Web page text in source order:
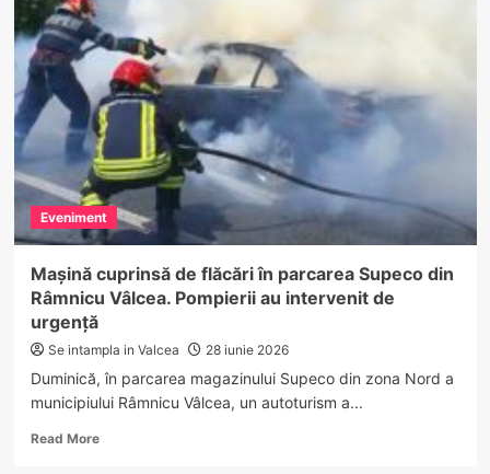
Vâlcea,
prins
băut
volan
în
Gorj.
Alcoolemie
care
i-
a
adus
penal
Eveniment
Mașină cuprinsă de flăcări în parcarea Supeco din
Râmnicu Vâlcea. Pompierii au intervenit de
urgență
Se intampla in Valcea 28 iunie 2026
Duminică, în parcarea magazinului Supeco din zona Nord a
municipiului Râmnicu Vâlcea, un autoturism a...
Read MoreRead